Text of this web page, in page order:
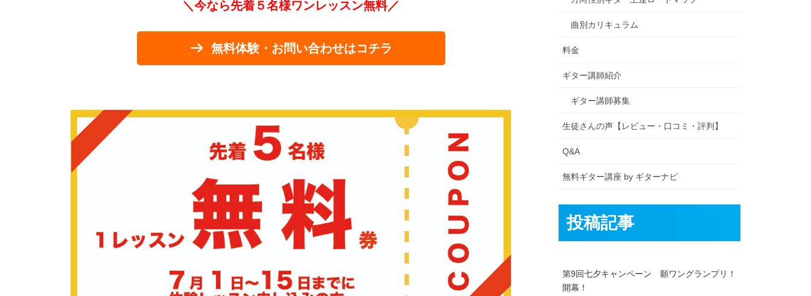
＼今なら先着５名様ワンレッスン無料／
無料体験・お問い合わせはコチラ
曲別カリキュラム
料金
ギター講師紹介
ギター講師募集
生徒さんの声【レビュー・口コミ・評判】
Q&A
無料ギター講座 by ギターナビ
投稿記事
第9回七夕キャンペーン 願ワングランプリ！
開幕！